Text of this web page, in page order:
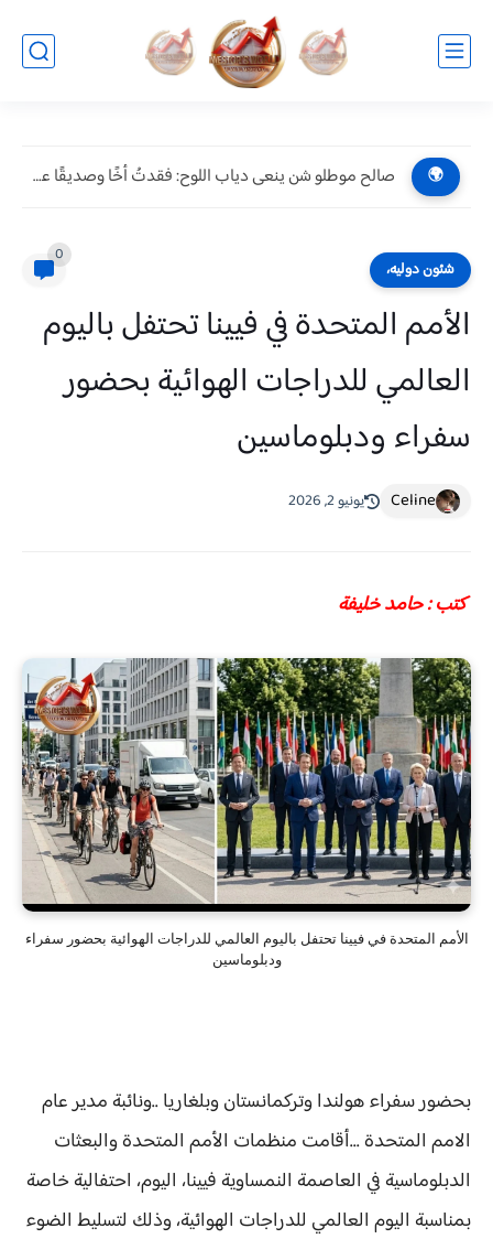
🌍 صالح موطلو شن ينعى دياب اللوح: فقدتُ أخًا وصديقًا عزيزًا.....
شئون دوليه،
0
الأمم المتحدة في فيينا تحتفل باليوم
العالمي للدراجات الهوائية بحضور
سفراء ودبلوماسين
Celine يونيو 2, 2026
كتب : حامد خليفة
الأمم المتحدة في فيينا تحتفل باليوم العالمي للدراجات الهوائية بحضور سفراء
ودبلوماسين
بحضور سفراء هولندا وتركمانستان وبلغاريا ..ونائبة مدير عام
الامم المتحدة ...أقامت منظمات الأمم المتحدة والبعثات
الدبلوماسية في العاصمة النمساوية فيينا، اليوم، احتفالية خاصة
بمناسبة اليوم العالمي للدراجات الهوائية، وذلك لتسليط الضوء